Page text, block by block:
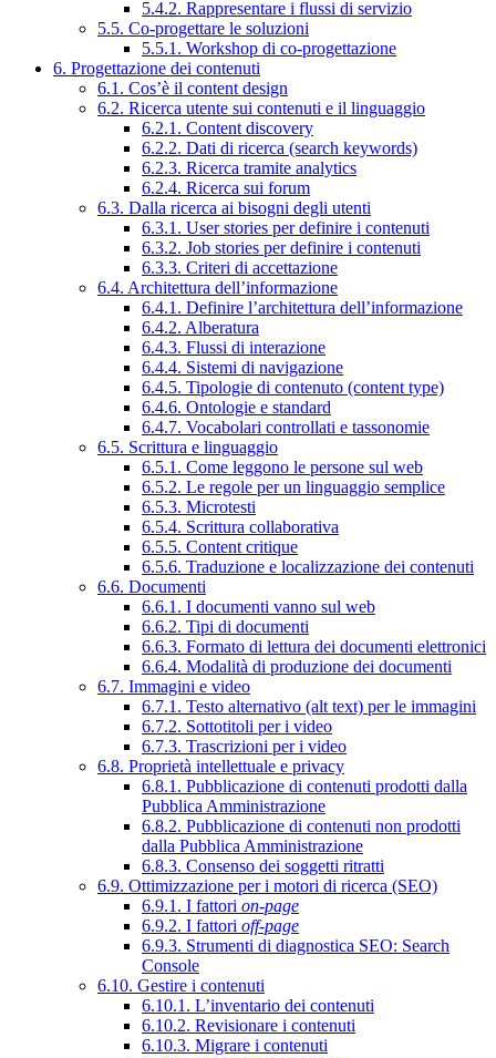
5.4.2. Rappresentare i flussi di servizio
5.5. Co-progettare le soluzioni
5.5.1. Workshop di co-progettazione
6. Progettazione dei contenuti
6.1. Cos’è il content design
6.2. Ricerca utente sui contenuti e il linguaggio
6.2.1. Content discovery
6.2.2. Dati di ricerca (search keywords)
6.2.3. Ricerca tramite analytics
6.2.4. Ricerca sui forum
6.3. Dalla ricerca ai bisogni degli utenti
6.3.1. User stories per definire i contenuti
6.3.2. Job stories per definire i contenuti
6.3.3. Criteri di accettazione
6.4. Architettura dell’informazione
6.4.1. Definire l’architettura dell’informazione
6.4.2. Alberatura
6.4.3. Flussi di interazione
6.4.4. Sistemi di navigazione
6.4.5. Tipologie di contenuto (content type)
6.4.6. Ontologie e standard
6.4.7. Vocabolari controllati e tassonomie
6.5. Scrittura e linguaggio
6.5.1. Come leggono le persone sul web
6.5.2. Le regole per un linguaggio semplice
6.5.3. Microtesti
6.5.4. Scrittura collaborativa
6.5.5. Content critique
6.5.6. Traduzione e localizzazione dei contenuti
6.6. Documenti
6.6.1. I documenti vanno sul web
6.6.2. Tipi di documenti
6.6.3. Formato di lettura dei documenti elettronici
6.6.4. Modalità di produzione dei documenti
6.7. Immagini e video
6.7.1. Testo alternativo (alt text) per le immagini
6.7.2. Sottotitoli per i video
6.7.3. Trascrizioni per i video
6.8. Proprietà intellettuale e privacy
6.8.1. Pubblicazione di contenuti prodotti dalla
Pubblica Amministrazione
6.8.2. Pubblicazione di contenuti non prodotti
dalla Pubblica Amministrazione
6.8.3. Consenso dei soggetti ritratti
6.9. Ottimizzazione per i motori di ricerca (SEO)
6.9.1. I fattori on-page
6.9.2. I fattori off-page
6.9.3. Strumenti di diagnostica SEO: Search
Console
6.10. Gestire i contenuti
6.10.1. L’inventario dei contenuti
6.10.2. Revisionare i contenuti
6.10.3. Migrare i contenuti